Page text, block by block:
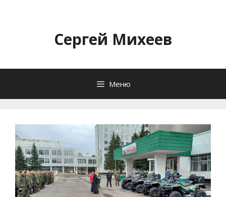
содержимомуСергей Михеев
Меню